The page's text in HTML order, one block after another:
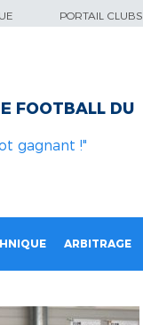
PORTAIL CLUBS
FOOTBALL DU
gagnant !"
ARBITRAGE